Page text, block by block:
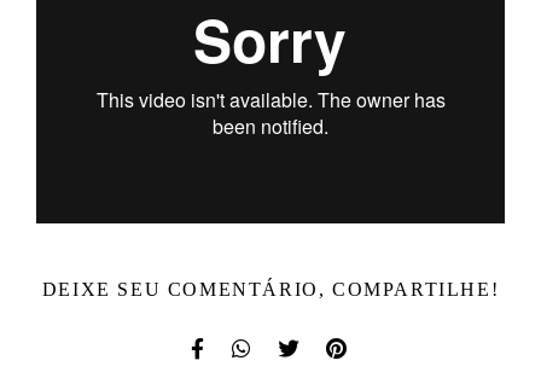
DEIXE SEU COMENTÁRIO, COMPARTILHE!